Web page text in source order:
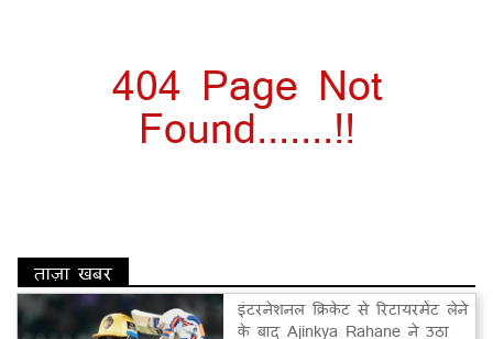
404 Page Not
Found.......!!
ताज़ा खबर
इंटरनेशनल क्रिकेट से रिटायरमेंट लेने
के बाद Ajinkya Rahane ने उठा